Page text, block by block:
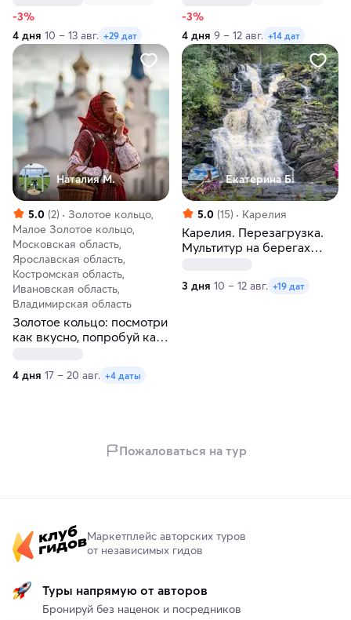
-3%
4 дня 10 – 13 авг. +29 дат
-3%
4 дня 9 – 12 авг. +14 дат
Наталия М.
5.0 (2)
Золотое кольцо,
Малое Золотое кольцо,
Московская область,
Ярославская область,
Костромская область,
Ивановская область,
Владимирская область
Золотое кольцо: посмотри
как вкусно, попробуй как
4 дня 17 – 20 авг. +4 даты
Екатерина Б.
5.0 (15) Карелия
Карелия. Перезагрузка.
Мультитур на берегах
3 дня 10 – 12 авг. +19 дат
Пожаловаться на тур
Маркетплейс авторских туров
от независимых гидов
Туры напрямую от авторов
Бронируй без наценок и посредников